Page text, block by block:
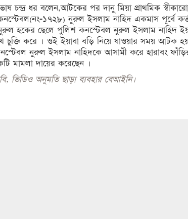
চন্দ্র ধর বলেন,আটকের পর দানু মিয়া প্রাথমিক
১৭২৮) নুরুল ইসলাম নাহিদ একমাস পূর্বে
হকের ছেলে পুলিশ কনস্টেবল নুরুল ইসলাম নাহিদ
চুক্তি করে । ওই ইয়াবা বড়ি নিয়ে যাওয়ার সময় আটক
নুরুল ইসলাম নাহিদকে আসামী করে হারাবং
মামলা দায়ের করেছেন ।
ভিডিও অনুমতি ছাড়া ব্যবহার বেআইনি।